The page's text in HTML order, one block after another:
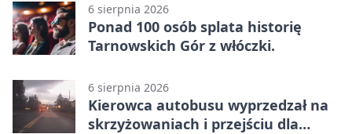
6 sierpnia 2026
Ponad 100 osób splata historię
Tarnowskich Gór z włóczki.
6 sierpnia 2026
Kierowca autobusu wyprzedzał na
skrzyżowaniach i przejściu dla